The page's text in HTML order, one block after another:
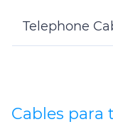
Telephone
Cables para